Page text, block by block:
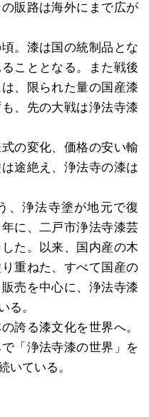
販路は海外にまで広が
。漆は国の統制品とな
こととなる。また戦後
、限られた量の国産漆
、先の大戦は浄法寺漆
の変化、価格の安い輸
途絶え、浄法寺の漆は
浄法寺塗が地元で復
に、二戸市浄法寺漆芸
た。以来、国内産の木
重ねた、すべて国産の
売を中心に、浄法寺漆
る。
誇る漆文化を世界へ。
「浄法寺漆の世界」を
いている。